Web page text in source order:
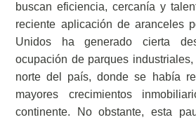
buscan eficiencia, cercanía y
reciente aplicación de aranceles
Unidos ha generado cierta
ocupación de parques
norte del país, donde se había
mayores crecimientos
continente. No obstante, esta